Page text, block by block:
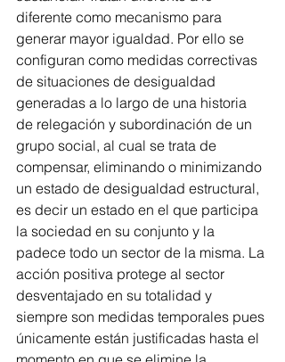
diferente como mecanismo para
generar mayor igualdad. Por ello se
configuran como medidas correctivas
de situaciones de desigualdad
generadas a lo largo de una historia
de relegación y subordinación de un
grupo social, al cual se trata de
compensar, eliminando o minimizando
un estado de desigualdad estructural,
es decir un estado en el que participa
la sociedad en su conjunto y la
padece todo un sector de la misma. La
acción positiva protege al sector
desventajado en su totalidad y
siempre son medidas temporales pues
únicamente están justificadas hasta el